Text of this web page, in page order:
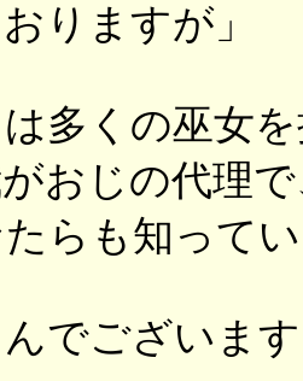
りますが」
は多くの巫女
おじの代理
らも知って
んでございま